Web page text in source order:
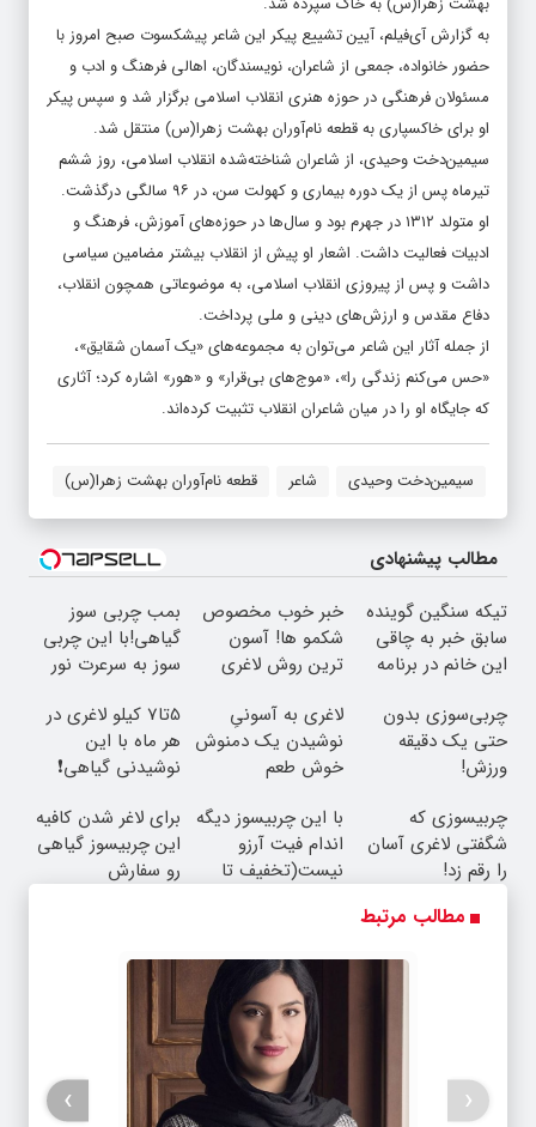
به گزارش آی‌فیلم، آیین تشییع پیکر این شاعر پیشکسوت صبح امروز با
حضور خانواده، جمعی از شاعران، نویسندگان، اهالی فرهنگ و ادب و
مسئولان فرهنگی در حوزه هنری انقلاب اسلامی برگزار شد و سپس پیکر
او برای خاکسپاری به قطعه نام‌آوران بهشت زهرا(س) منتقل شد.
سیمین‌دخت وحیدی، از شاعران شناخته‌شده انقلاب اسلامی، روز ششم
تیرماه پس از یک دوره بیماری و کهولت سن، در ۹۶ سالگی درگذشت.
او متولد ۱۳۱۲ در جهرم بود و سال‌ها در حوزه‌های آموزش، فرهنگ و
ادبیات فعالیت داشت. اشعار او پیش از انقلاب بیشتر مضامین سیاسی
داشت و پس از پیروزی انقلاب اسلامی، به موضوعاتی همچون انقلاب،
دفاع مقدس و ارزش‌های دینی و ملی پرداخت.
از جمله آثار این شاعر می‌توان به مجموعه‌های «یک آسمان شقایق»،
«حس می‌کنم زندگی را»، «موج‌های بی‌قرار» و «هور» اشاره کرد؛ آثاری
که جایگاه او را در میان شاعران انقلاب تثبیت کرده‌اند.
سیمین‌دخت وحیدی شاعر قطعه نام‌آوران بهشت زهرا(س)
مطالب پیشنهادی
تیکه سنگین گوینده
سابق خبر به چاقی
این خانم در برنامه
خبر خوب مخصوص
شکمو ها! آسون
ترین روش لاغری
بمب چربی سوز
گیاهی!با این چربی
سوز به سرعرت نور
بهداشت
چربی‌سوزی بدون
حتی یک دقیقه
ورزش!
لاغری به آسونیِ
نوشیدن یک دمنوش
خوش طعم
5تا7 کیلو لاغری در
هر ماه با این
نوشیدنی گیاهی❗
قیمت🔥
چربیسوزی که
شگفتی لاغری آسان
را رقم زد!
با این چربیسوز دیگه
اندام فیت آرزو
نیست(تخفیف تا
برای لاغر شدن کافیه
این چربیسوز گیاهی
رو سفارش
مطالب مرتبط
‹
›